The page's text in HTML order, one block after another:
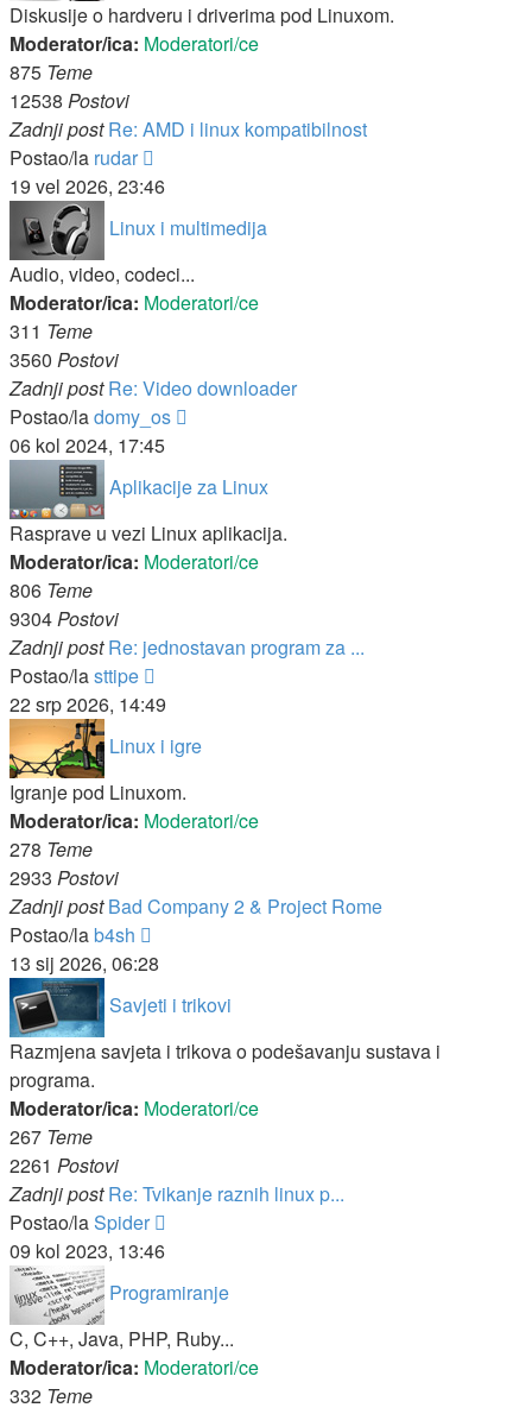
Diskusije o hardveru i driverima pod Linuxom.
Moderator/ica: Moderatori/ce
875 Teme
12538 Postovi
Zadnji post Re: AMD i linux kompatibilnost
Postao/la rudar
post
19 vel 2026, 23:46
Linux i multimedija
Audio, video, codeci...
Moderator/ica: Moderatori/ce
311 Teme
3560 Postovi
Zadnji post Re: Video downloader
Postao/ladomy_os
06 kol 2024, 17:45
Aplikacije za Linux
Rasprave u vezi Linux aplikacija.
Moderator/ica: Moderatori/ce
806 Teme
9304Postovi
Zadnji post Re: jednostavan program za ...
Postao/lasttipe
post
22 srp 2026, 14:49
Linux i igre
Igranje pod Linuxom.
Moderator/ica: Moderatori/ce
278 Teme
2933 Postovi
Zadnji post Bad Company 2 & Project Rome
Postao/lab4sh
post
13 sij 2026, 06:28
Savjeti i trikovi
Razmjena savjeta i trikova o podešavanju sustava i
programa.
Moderator/ica: Moderatori/ce
267 Teme
2261 Postovi
Zadnji post Re: Tvikanje raznih linux p...
Postao/laSpider
09 kol 2023, 13:46
Programiranje
C, C++, Java, PHP, Ruby...
Moderator/ica: Moderatori/ce
332 Teme